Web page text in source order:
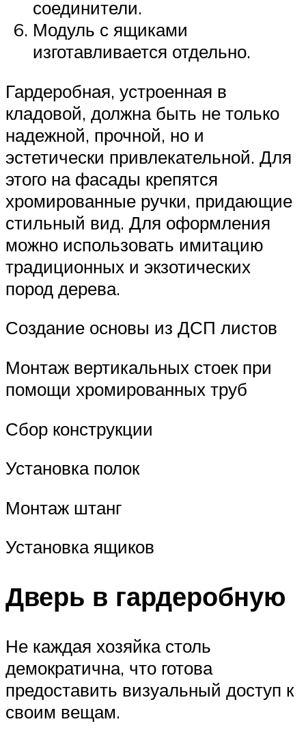
соединители.
Модуль с ящиками
изготавливается отдельно.
Гардеробная, устроенная в
кладовой, должна быть не только
надежной, прочной, но и
эстетически привлекательной. Для
этого на фасады крепятся
хромированные ручки, придающие
стильный вид. Для оформления
можно использовать имитацию
традиционных и экзотических
пород дерева.
Создание основы из ДСП листов
Монтаж вертикальных стоек при
помощи хромированных труб
Сбор конструкции
Установка полок
Монтаж штанг
Установка ящиков
Дверь в гардеробную
Не каждая хозяйка столь
демократична, что готова
предоставить визуальный доступ к
своим вещам.